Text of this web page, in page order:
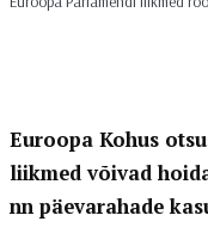
Euroopa Kohus
liikmed võivad
nn päevarahade